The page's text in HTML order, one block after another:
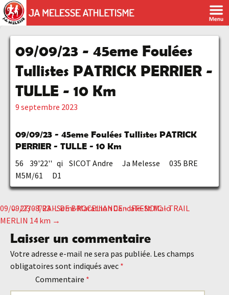
09/09/23 - 45eme Foulées
Tullistes PATRICK PERRIER -
TULLE - 10 Km
9 septembre 2023
09/09/23 - 45eme Foulées Tullistes PATRICK
PERRIER - TULLE - 10 Km
56 39'22'' qi SICOT Andre Ja Melesse 035 BRE
M5M/61 D1
Navigation
des
articles
←27/08/23 - Semi-Marathon Cancale-St Malo
09/09/23 - TRAIL DE BROCELIANDE - IFFENDIC - TRAIL
MERLIN 14 km →
Laisser un commentaire
Votre adresse e-mail ne sera pas publiée. Les champs
obligatoires sont indiqués avec *
Commentaire *